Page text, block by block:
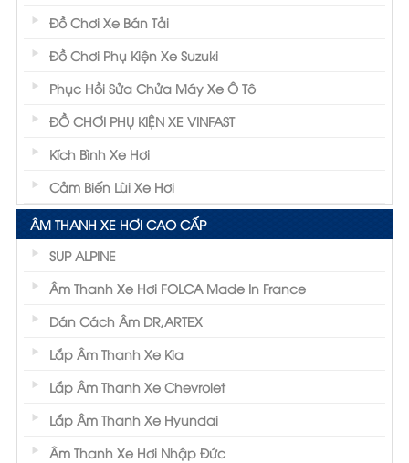
Đồ Chơi Xe Bán Tải
Đồ Chơi Phụ Kiện Xe Suzuki
Phục Hồi Sửa Chửa Máy Xe Ô Tô
ĐỒ CHƠI PHỤ KIỆN XE VINFAST
Kích Bình Xe Hơi
Cảm Biến Lùi Xe Hơi
ÂM THANH XE HƠI CAO CẤP
SUP ALPINE
Âm Thanh Xe Hơi FOLCA Made In France
Dán Cách Âm DR,ARTEX
Lắp Âm Thanh Xe Kia
Lắp Âm Thanh Xe Chevrolet
Lắp Âm Thanh Xe Hyundai
Âm Thanh Xe Hơi Nhập Đức